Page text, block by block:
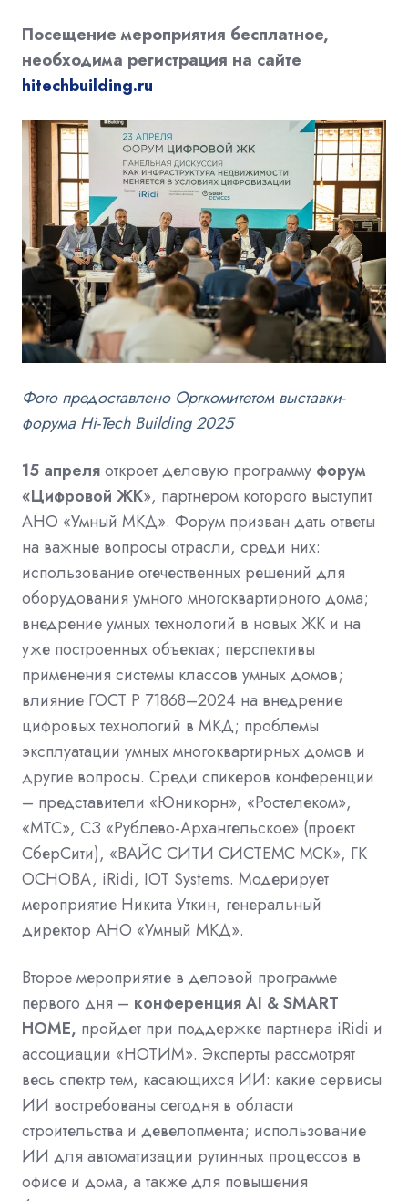
Посещение мероприятия бесплатное,
необходима регистрация на сайте
hitechbuilding.ru
Фото предоставлено Оргкомитетом выставки-
форума Hi-Tech Building 2025
15 апреляоткроет деловую программу форум
«Цифровой ЖК», партнером которого выступит
АНО «Умный МКД». Форум призван дать ответы
на важные вопросы отрасли, среди них:
использование отечественных решений для
оборудования умного многоквартирного дома;
внедрение умных технологий в новых ЖК и на
уже построенных объектах; перспективы
применения системы классов умных домов;
влияние ГОСТ Р 71868–2024 на внедрение
цифровых технологий в МКД; проблемы
эксплуатации умных многоквартирных домов и
другие вопросы. Среди спикеров конференции
– представители «Юникорн», «Ростелеком»,
«МТС», СЗ «Рублево-Архангельское» (проект
СберСити), «ВАЙС СИТИ СИСТЕМС МСК», ГК
ОСНОВА, iRidi, IOT Systems. Модерирует
мероприятие Никита Уткин, генеральный
директор АНО «Умный МКД».
Второе мероприятие в деловой программе
первого дня – конференция AI & SMART
HOME, пройдет при поддержке партнера iRidi и
ассоциации «НОТИМ». Эксперты рассмотрят
весь спектр тем, касающихся ИИ: какие сервисы
ИИ востребованы сегодня в области
строительства и девелопмента; использование
ИИ для автоматизации рутинных процессов в
офисе и дома, а также для повышения